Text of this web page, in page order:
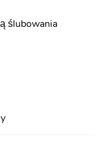
ślubowania